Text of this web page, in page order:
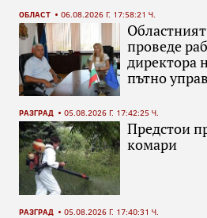
ОБЛАСТ 06.08.2026 Г. 17:58:21 Ч.
проведе
директора
пътно
РАЗГРАД 05.08.2026 Г. 17:42:25 Ч.
Предстои
комари
РАЗГРАД 05.08.2026 Г. 17:40:31 Ч.